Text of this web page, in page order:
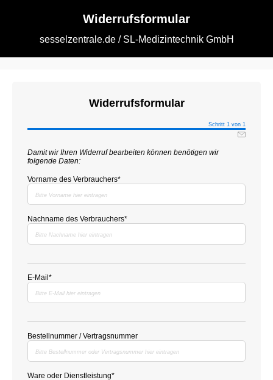
Widerrufsformular
sesselzentrale.de / SL-Medizintechnik GmbH
Widerrufsformular
Schritt 1 von 1
Damit wir Ihren Widerruf bearbeiten können benötigen wir
folgende Daten:
Vorname des Verbrauchers
Nachname des Verbrauchers
E-Mail
Bestellnummer / Vertragsnummer
Ware oder Dienstleistung